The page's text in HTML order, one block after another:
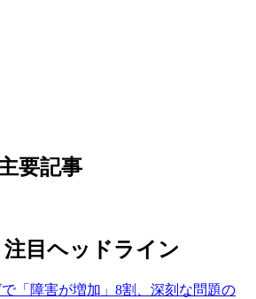
要記事
注目ヘッドライン
「障害が増加」8割、深刻な問題の